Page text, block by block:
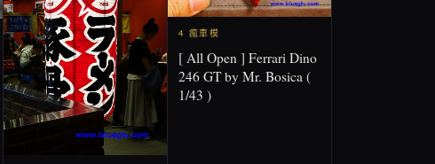
4 瘋車模
[ All Open ] Ferrari Dino
246 GT by Mr. Bosica (
1/43 )